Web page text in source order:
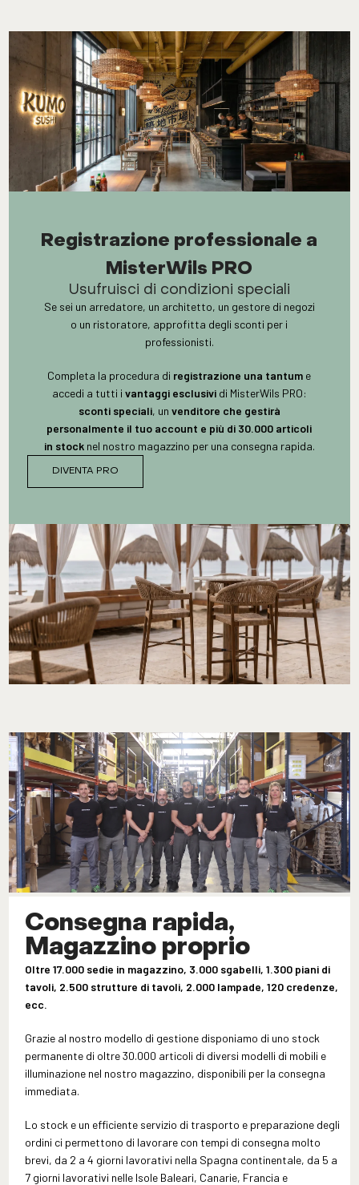
Registrazione professionale a
MisterWils PRO
Usufruisci di condizioni speciali
Se sei un arredatore, un architetto, un gestore di negozi
o un ristoratore, approfitta degli sconti per i
professionisti.
Completa la procedura di registrazione una tantum e
accedi a tutti i vantaggi esclusividi MisterWils PRO:
sconti speciali, un venditore che gestirà
personalmente il tuo account e più di 30.000 articoli
in stocknel nostro magazzino per una consegna rapida.
DIVENTA PRO
Consegna rapida,
Magazzino proprio
Oltre 17.000 sedie in magazzino, 3.000 sgabelli, 1.300 piani di
tavoli, 2.500 strutture di tavoli, 2.000 lampade, 120 credenze,
ecc.
Grazie al nostro modello di gestione disponiamo di uno stock
permanente di oltre 30.000 articoli di diversi modelli di mobili e
illuminazione nel nostro magazzino, disponibili per la consegna
immediata.
Lo stock e un efficiente servizio di trasporto e preparazione degli
ordini ci permettono di lavorare con tempi di consegna molto
brevi, da 2 a 4 giorni lavorativi nella Spagna continentale, da 5 a
7 giorni lavorativi nelle Isole Baleari, Canarie, Francia e